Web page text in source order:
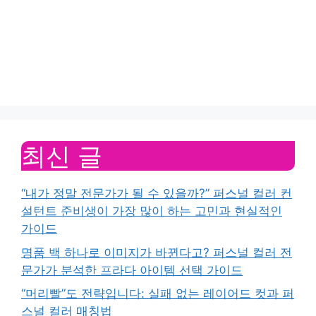
최신 글
“내가 정말 전문가가 될 수 있을까?” 퍼스널 컬러 컨
설턴트 준비생이 가장 많이 하는 고민과 현실적인
가이드
명품 백 하나로 이미지가 바뀐다고? 퍼스널 컬러 전
문가가 분석한 프라다 아이템 선택 가이드
“머리빨”도 전략입니다: 실패 없는 레이어드 컷과 퍼
스널 컬러 매칭법